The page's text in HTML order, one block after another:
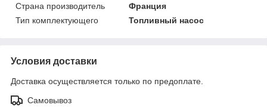
Страна производитель
Франция
Тип комплектующего
Топливный насос
Условия доставки
Доставка осуществляется только по предоплате.
Самовывоз